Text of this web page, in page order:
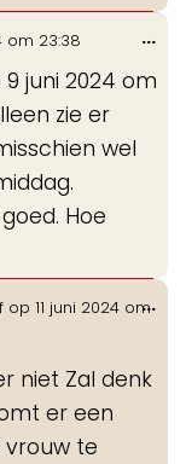
om 23:38
juni 2024 om
zie er
wel
Hoe
...
op 11 juni 2024 om
niet Zal denk
er een
te
...